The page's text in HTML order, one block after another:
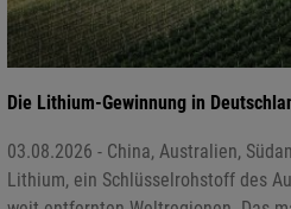
Die Lithium-Gewinnung in
03.08.2026 - China, Australien,
Lithium, ein Schlüsselrohstoff des